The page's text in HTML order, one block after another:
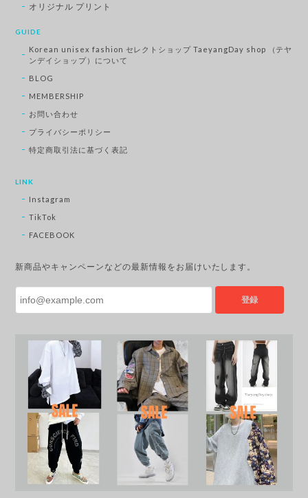
オリジナル プリント
GUIDE
Korean unisex fashion セレクトショップ TaeyangDay shop （テヤ
ンデイショップ）について
BLOG
MEMBERSHIP
お問い合わせ
プライバシーポリシー
特定商取引法に基づく表記
LINK
Instagram
TikTok
FACEBOOK
新商品やキャンペーンなどの最新情報をお届けいたします。
登録